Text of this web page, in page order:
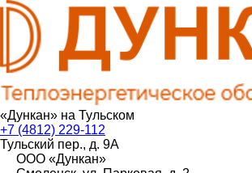
«Дункан» на Тульском
+7 (4812) 229-112
Тульский пер., д. 9А
ООО «Дункан»